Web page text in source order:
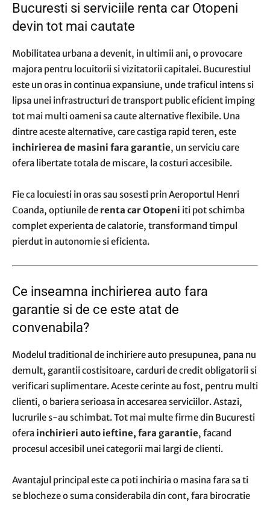
Bucuresti si serviciile renta car Otopeni
devin tot mai cautate
Mobilitatea urbana a devenit, in ultimii ani, o provocare
majora pentru locuitorii si vizitatorii capitalei. Bucurestiul
este un oras in continua expansiune, unde traficul intens si
lipsa unei infrastructuri de transport public eficient imping
tot mai multi oameni sa caute alternative flexibile. Una
dintre aceste alternative, care castiga rapid teren, este
inchirierea de masini fara garantie, un serviciu care
ofera libertate totala de miscare, la costuri accesibile.
Fie ca locuiesti in oras sau sosesti prin Aeroportul Henri
Coanda, optiunile de renta car Otopeni iti pot schimba
complet experienta de calatorie, transformand timpul
pierdut in autonomie si eficienta.
Ce inseamna inchirierea auto fara
garantie si de ce este atat de
convenabila?
Modelul traditional de inchiriere auto presupunea, pana nu
demult, garantii costisitoare, carduri de credit obligatorii si
verificari suplimentare. Aceste cerinte au fost, pentru multi
clienti, o bariera serioasa in accesarea serviciilor. Astazi,
lucrurile s-au schimbat. Tot mai multe firme din Bucuresti
ofera inchirieri auto ieftine, fara garantie, facand
procesul accesibil unei categorii mai largi de clienti.
Avantajul principal este ca poti inchiria o masina fara sa ti
se blocheze o suma considerabila din cont, fara birocratie